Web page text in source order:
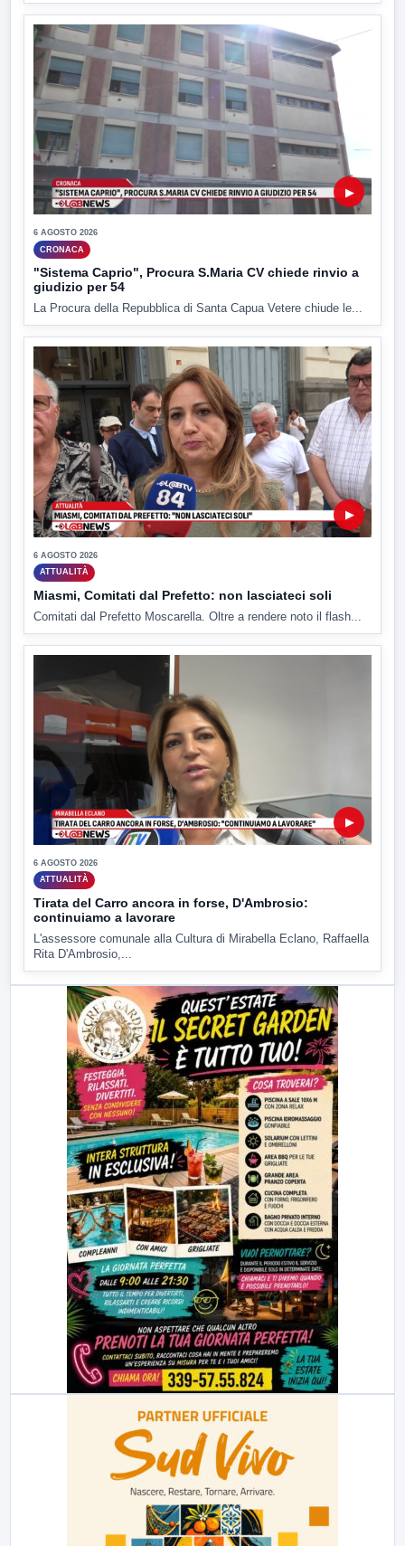
▶
6 AGOSTO 2026
CRONACA
"Sistema Caprio", Procura S.Maria CV chiede rinvio a
giudizio per 54
La Procura della Repubblica di Santa Capua Vetere chiude le...
▶
6 AGOSTO 2026
ATTUALITÀ
Miasmi, Comitati dal Prefetto: non lasciateci soli
Comitati dal Prefetto Moscarella. Oltre a rendere noto il flash...
▶
6 AGOSTO 2026
ATTUALITÀ
Tirata del Carro ancora in forse, D'Ambrosio:
continuiamo a lavorare
L'assessore comunale alla Cultura di Mirabella Eclano, Raffaella
Rita D'Ambrosio,...